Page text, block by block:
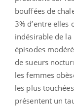
bouffées de
3% d’entre
indésirable de
épisodes
de sueurs
les femmes
les plus
présentent un